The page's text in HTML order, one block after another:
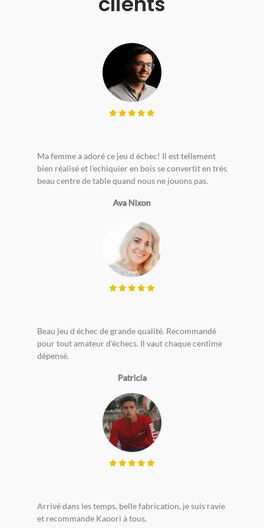
Ma femme a adoré ce jeu d échec! Il est tellement
bien réalisé et l’echiquier en bois se convertit en très
beau centre de table quand nous ne jouons pas.
Ava Nixon
Beau jeu d échec de grande qualité. Recommandé
pour tout amateur d’échecs. Il vaut chaque centime
dépensé.
Patricia
Arrivé dans les temps, belle fabrication, je suis ravie
et recommande Kaoori à tous.